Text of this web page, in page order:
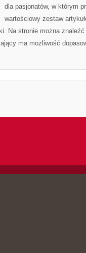
dla pasjonatów, w którym
wartościowy zestaw
Na stronie można
ma możliwość